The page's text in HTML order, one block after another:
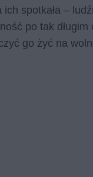
spotkała –
po tak
go żyć na